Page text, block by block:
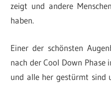
zeigt und andere
haben.
Einer der schönsten
nach der Cool Down Phase
und alle her gestürmt sind